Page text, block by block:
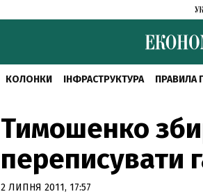
КОЛОНКИ ІНФРАСТРУКТУРА ПРАВИЛА
Тимошенко
переписувати
2 ЛИПНЯ 2011, 17:57